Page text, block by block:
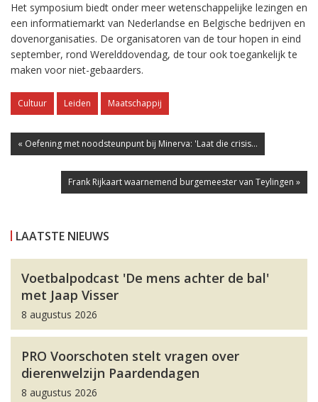
Het symposium biedt onder meer wetenschappelijke lezingen en
een informatiemarkt van Nederlandse en Belgische bedrijven en
dovenorganisaties. De organisatoren van de tour hopen in eind
september, rond Werelddovendag, de tour ook toegankelijk te
maken voor niet-gebaarders.
Cultuur Leiden Maatschappij
« Oefening met noodsteunpunt bij Minerva: 'Laat die crisis...
Frank Rijkaart waarnemend burgemeester van Teylingen »
LAATSTE NIEUWS
Voetbalpodcast 'De mens achter de bal'
met Jaap Visser
8 augustus 2026
PRO Voorschoten stelt vragen over
dierenwelzijn Paardendagen
8 augustus 2026